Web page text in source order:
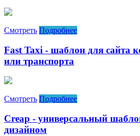
Смотреть Подробнее
Fast Taxi - шаблон для сайта
или транспорта
Смотреть Подробнее
Creap - универсальный
дизайном